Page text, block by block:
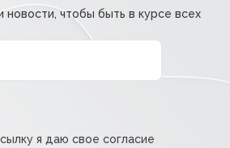
новости, чтобы быть в курсе всех
я даю свое согласие